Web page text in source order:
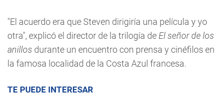
"El acuerdo era que Steven dirigiría una película y yo
otra", explicó el director de la trilogía de El señor de los
anillos durante un encuentro con prensa y cinéfilos en
la famosa localidad de la Costa Azul francesa.
TE PUEDE INTERESAR